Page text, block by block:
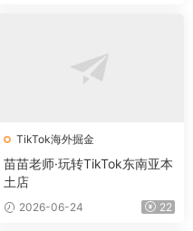
TikTok海外掘金
苗苗老师·玩转TikTok东南亚本
土店
2026-06-24 22